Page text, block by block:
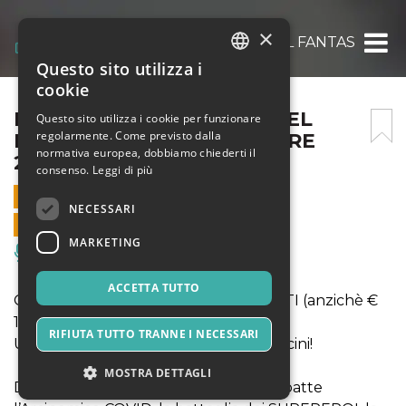
IL FANTASTICO MONDO DEL FANTASTICO
IL FANTASTICO MONDO DEL
FANTASTICO 20 SETTEMBRE
2020
20 SETTEMBRE 2020 - 10:00
VENDITE ONLINE TERMINATE
Musica, Eventi Live, Club
OFFERTA INGRESSO A € 13 PER TUTTI (anzichè €
16 ed € 14)
Una giornata fiabesca per grandi e piccini!
DOMENICA 20 SETTEMBRE: Hulk abbatte
×
Questo sito utilizza i
cookie
Questo sito utilizza i cookie per funzionare
regolarmente. Come previsto dalla
normativa europea, dobbiamo chiederti il
consenso. Leggi di più
NECESSARI
MARKETING
ACCETTA TUTTO
RIFIUTA TUTTO TRANNE I NECESSARI
MOSTRA DETTAGLI